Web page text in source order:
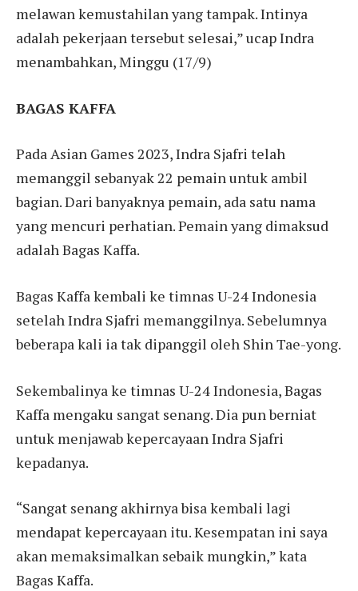
melawan kemustahilan yang tampak. Intinya
adalah pekerjaan tersebut selesai,” ucap Indra
menambahkan, Minggu (17/9)
BAGAS KAFFA
Pada Asian Games 2023, Indra Sjafri telah
memanggil sebanyak 22 pemain untuk ambil
bagian. Dari banyaknya pemain, ada satu nama
yang mencuri perhatian. Pemain yang dimaksud
adalah Bagas Kaffa.
Bagas Kaffa kembali ke timnas U-24 Indonesia
setelah Indra Sjafri memanggilnya. Sebelumnya
beberapa kali ia tak dipanggil oleh Shin Tae-yong.
Sekembalinya ke timnas U-24 Indonesia, Bagas
Kaffa mengaku sangat senang. Dia pun berniat
untuk menjawab kepercayaan Indra Sjafri
kepadanya.
“Sangat senang akhirnya bisa kembali lagi
mendapat kepercayaan itu. Kesempatan ini saya
akan memaksimalkan sebaik mungkin,” kata
Bagas Kaffa.